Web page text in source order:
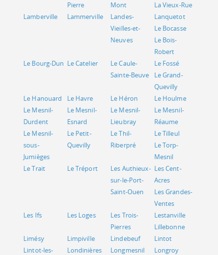
Pierre
Mont
La Vieux-Rue
Lamberville
Lammerville
Landes-
Vieilles-et-
Neuves
Lanquetot
Le Bocasse
Le Bois-
Robert
Le Bourg-Dun Le Catelier
Le Caule-
Sainte-Beuve
Le Fossé
Le Grand-
Quevilly
Le Hanouard
Le Havre Le Héron
Le Houlme
Le Mesnil-
Durdent
Le Mesnil-
Esnard
Le Mesnil-
Lieubray
Le Mesnil-
Réaume
Le Mesnil-
sous-
Jumièges
Le Petit-
Quevilly
Le Thil-
Riberpré
Le Tilleul
Le Torp-
Mesnil
Le Trait
Le Tréport
Les Authieux-
sur-le-Port-
Saint-Ouen
Les Cent-
Acres
Les Grandes-
Ventes
Les Ifs
Les Loges
Les Trois-
Pierres
Lestanville
Lillebonne
Limésy
Limpiville Lindebeuf
Lintot
Lintot-les-
Londinières Longmesnil
Longroy